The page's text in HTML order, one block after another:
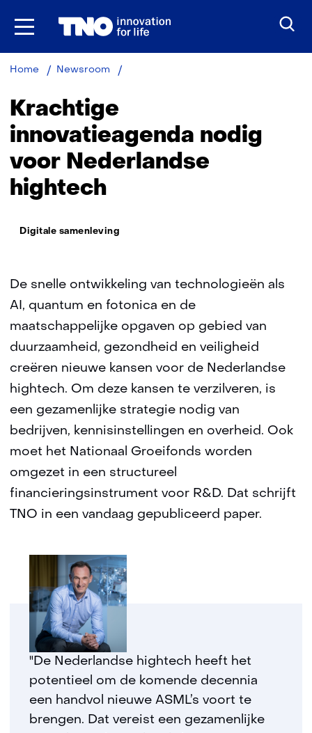
Ga
Home Newsroom
Nederlandse
hightech
Krachtige
innovatieagenda nodig
voor Nederlandse
hightech
Thema:
Digitale samenleving
De snelle ontwikkeling van technologieën als
AI, quantum en fotonica en de
maatschappelijke opgaven op gebied van
duurzaamheid, gezondheid en veiligheid
creëren nieuwe kansen voor de Nederlandse
hightech. Om deze kansen te verzilveren, is
een gezamenlijke strategie nodig van
bedrijven, kennisinstellingen en overheid. Ook
moet het Nationaal Groeifonds worden
omgezet in een structureel
financieringsinstrument voor R&D. Dat schrijft
TNO in een vandaag gepubliceerd paper.
"De Nederlandse hightech heeft het
potentieel om de komende decennia
een handvol nieuwe ASML’s voort te
brengen. Dat vereist een gezamenlijke